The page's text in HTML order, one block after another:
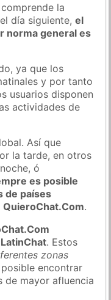
la
día siguiente,el
norma general es
ya que los
y por tanto
usuarios disponen
actividades de
Así que
la tarde, en otros
ó
es posible
de países
.
. Estos
zonas
encontrar
de mayor afluencia